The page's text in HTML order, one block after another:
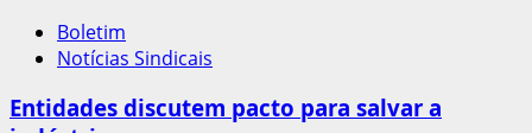
convocam
ato
atualizar
Boletim
Notícias Sindicais
Entidades discutem pacto para salvar a